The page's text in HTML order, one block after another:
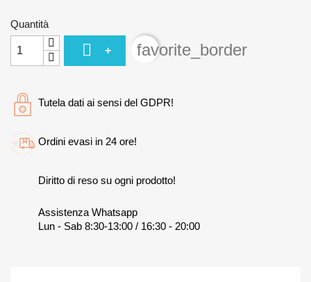
Quantità
 + favorite_border
Tutela dati ai sensi del GDPR!
Ordini evasi in 24 ore!
Diritto di reso su ogni prodotto!
Assistenza Whatsapp
Lun - Sab 8:30-13:00 / 16:30 - 20:00